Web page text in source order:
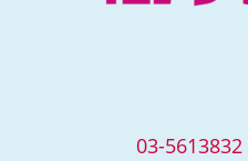
03-5613832